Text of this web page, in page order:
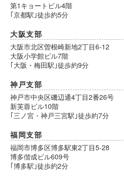
第1キョートビル4階
｢京都駅｣徒歩約5分
大阪支部
大阪市北区曽根崎新地2丁目6-12
大阪小学館ビル7階
｢大阪・梅田駅｣徒歩約9分
神戸支部
神戸市中央区磯辺通4丁目2番26号
新芙蓉ビル10階
｢三ノ宮・神戸三宮駅｣徒歩約7分
福岡支部
福岡市博多区博多駅東2丁目5-28
博多偕成ビル609号
｢博多駅｣徒歩約2分